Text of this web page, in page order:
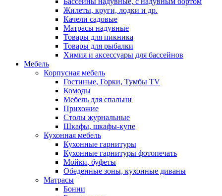
Жилеты, круги, лодки и др.
Качели садовые
Матрасы надувные
Товары для пикника
Товары для рыбалки
Химия и аксессуары для бассейнов
Мебель
Корпусная мебель
Гостиные, Горки, Тумбы TV
Комоды
Мебель для спальни
Прихожие
Столы журнальные
Шкафы, шкафы-купе
Кухонная мебель
Кухонные гарнитуры
Кухонные гарнитуры фотопечать
Мойки, буфеты
Обеденные зоны, кухонные диваны
Матрасы
Бонни